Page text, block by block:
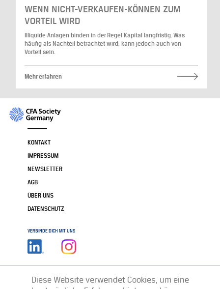
WENN NICHT-VERKAUFEN-KÖNNEN ZUM
VORTEIL WIRD
Illiquide Anlagen binden in der Regel Kapital langfristig. Was
häufig als Nachteil betrachtet wird, kann jedoch auch von
Vorteil sein.
Mehr erfahren
KONTAKT
IMPRESSUM
NEWSLETTER
AGB
ÜBER UNS
DATENSCHUTZ
VERBINDE DICH MIT UNS
Diese Website verwendet Cookies, um eine